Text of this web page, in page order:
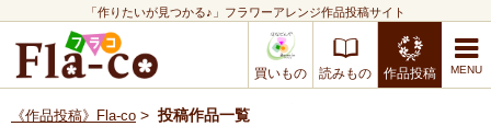
「作りたいが見つかる♪」フラワーアレンジ作品投稿サイト
買いもの 読みもの 作品投稿
《作品投稿》Fla-co > 投稿作品一覧